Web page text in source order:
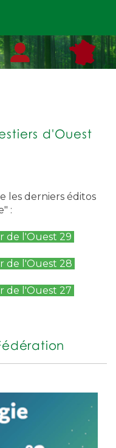
d'Ouest
les derniers éditos
:
de l'Ouest 29
de l'Ouest 28
de l'Ouest 27